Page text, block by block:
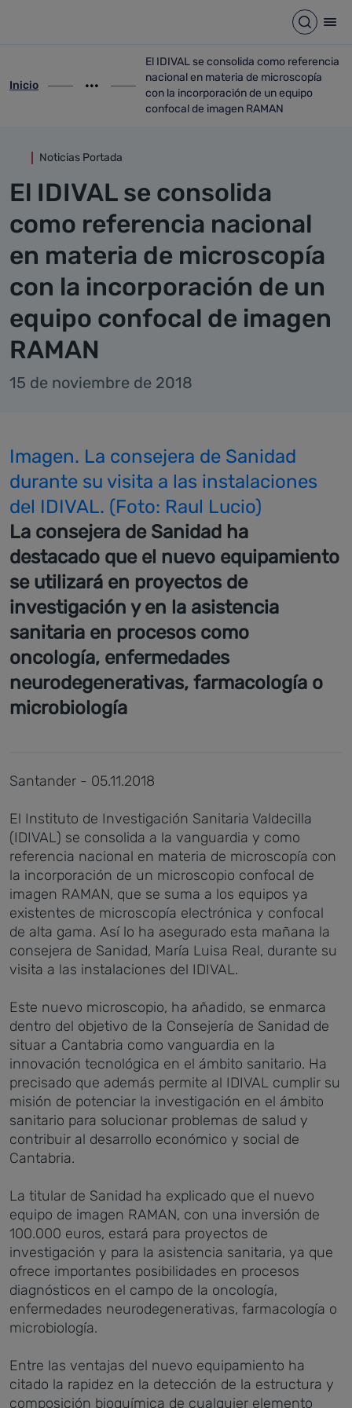
Abrir
ir-a inicio
Inicio
Mostrar opciones del camino de migas
ir-a El IDIVAL se consolida como
El IDIVAL se consolida como referencia
nacional en materia de microscopía
con la incorporación de un equipo
confocal de imagen RAMAN
Noticias Portada
El IDIVAL se consolida
como referencia nacional
en materia de microscopía
con la incorporación de un
equipo confocal de imagen
RAMAN
15 de noviembre de 2018
Imagen. La consejera de Sanidad
durante su visita a las instalaciones
del IDIVAL. (Foto: Raul Lucio)
La consejera de Sanidad ha
destacado que el nuevo equipamiento
se utilizará en proyectos de
investigación y en la asistencia
sanitaria en procesos como
oncología, enfermedades
neurodegenerativas, farmacología o
microbiología
Santander - 05.11.2018
El Instituto de Investigación Sanitaria Valdecilla
(IDIVAL) se consolida a la vanguardia y como
referencia nacional en materia de microscopía con
la incorporación de un microscopio confocal de
imagen RAMAN, que se suma a los equipos ya
existentes de microscopía electrónica y confocal
de alta gama. Así lo ha asegurado esta mañana la
consejera de Sanidad, María Luisa Real, durante su
visita a las instalaciones del IDIVAL.
Este nuevo microscopio, ha añadido, se enmarca
dentro del objetivo de la Consejería de Sanidad de
situar a Cantabria como vanguardia en la
innovación tecnológica en el ámbito sanitario. Ha
precisado que además permite al IDIVAL cumplir su
misión de potenciar la investigación en el ámbito
sanitario para solucionar problemas de salud y
contribuir al desarrollo económico y social de
Cantabria.
La titular de Sanidad ha explicado que el nuevo
equipo de imagen RAMAN, con una inversión de
100.000 euros, estará para proyectos de
investigación y para la asistencia sanitaria, ya que
ofrece importantes posibilidades en procesos
diagnósticos en el campo de la oncología,
enfermedades neurodegenerativas, farmacología o
microbiología.
Entre las ventajas del nuevo equipamiento ha
citado la rapidez en la detección de la estructura y
composición bioquímica de cualquier elemento